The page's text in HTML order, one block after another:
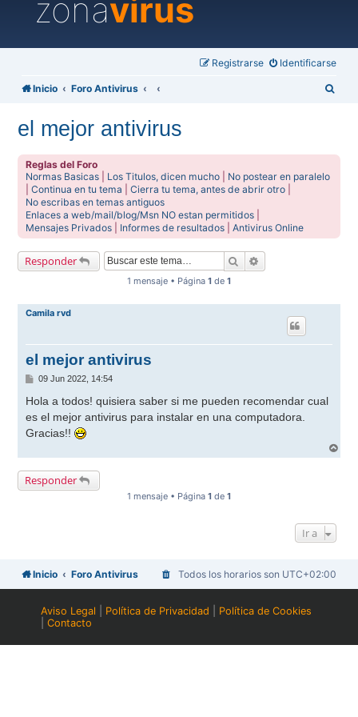
zonavirus
Identificarse
Registrarse
Inicio Foro Antivirus
el mejor antivirus
Reglas del Foro
Normas Basicas
Los Titulos, dicen mucho
No postear en paralelo
|Continua en tu tema |Cierra tu tema, antes de abrir otro
No escribas en temas antiguos
Enlaces a web/mail/blog/Msn NO estan permitidos
Mensajes Privados
Informes de resultados |Antivirus Online
Responder Buscar
1 mensaje • Página 1 de 1
Camila rvd
el mejor antivirus
M
n
a
j
e
09 Jun 2022, 14:54
Hola a todos! quisiera saber si me pueden recomendar cual
es el mejor antivirus para instalar en una computadora.
Gracias!!
r
Responder
1 mensaje • Página 1 de 1
Ir a
Inicio Foro Antivirus Todos los horarios son UTC+02:00
Aviso Legal Política de Privacidad
Política de Cookies
|Contacto